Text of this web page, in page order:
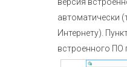
автоматически
Интернету).
встроенного ПО